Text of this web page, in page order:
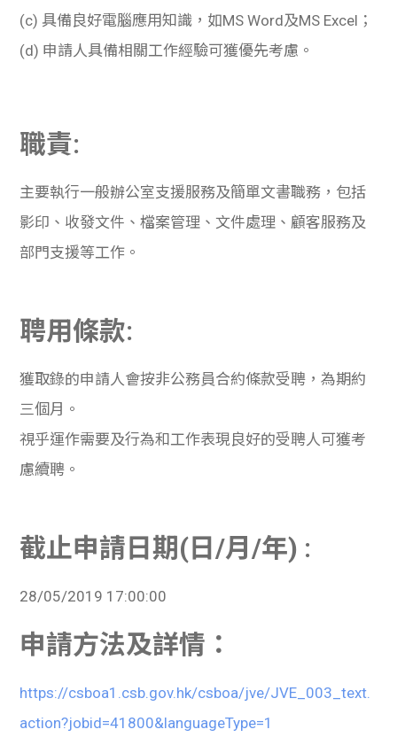
機
de
學生
(c) 具備良好電腦應用知識，如MS Word及MS Excel ；
(d) 申請人具備相關工作經驗可獲優先考慮。
職責:
主要執行一般辦公室支援服務及簡單文書職務，包括
影印、收發文件、檔案管理、文件處理、顧客服務及
部門支援等工作。
聘用條款:
獲取錄的申請人會按非公務員合約條款受聘，為期約
三個月。
視乎運作需要及行為和工作表現良好的受聘人可獲考
慮續聘。
截止申請日期(日/月/年) :
28/05/2019 17:00:00
申請方法及詳情：
https://csboa1.csb.gov.hk/csboa/jve/JVE_003_text.
action?jobid=41800&languageType=1